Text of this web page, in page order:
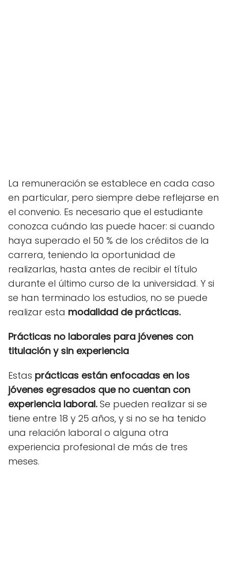
La remuneración se establece en cada caso
en particular, pero siempre debe reflejarse en
el convenio. Es necesario que el estudiante
conozca cuándo las puede hacer: si cuando
haya superado el 50 % de los créditos de la
carrera, teniendo la oportunidad de
realizarlas, hasta antes de recibir el título
durante el último curso de la universidad. Y si
se han terminado los estudios, no se puede
realizar esta modalidad de prácticas.
Prácticas no laborales para jóvenes con
titulación y sin experiencia
Estas prácticas están enfocadas en los
jóvenes egresados que no cuentan con
experiencia laboral.Se pueden realizar si se
tiene entre 18 y 25 años, y si no se ha tenido
una relación laboral o alguna otra
experiencia profesional de más de tres
meses.